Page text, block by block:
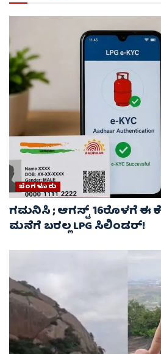
ಬೆಂಗಳೂರು
ಗಮನಿಸಿ ; ಆಗಸ್ಟ್ 16ರೊಳಗೆ ಈ
ಮನೆಗೆ ಬರಲ್ಲ LPG ಸಿಲಿಂಡರ್!